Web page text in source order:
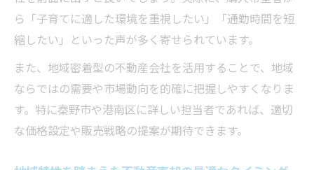
ら「子育てに適した環境を重視したい」「通勤時間を短
縮したい」といった声が多く寄せられています。
また、地域密着型の不動産会社を活用することで、地域
ならではの需要や市場動向を的確に把握しやすくなりま
す。特に秦野市や港南区に詳しい担当者であれば、適切
な価格設定や販売戦略の提案が期待できます。